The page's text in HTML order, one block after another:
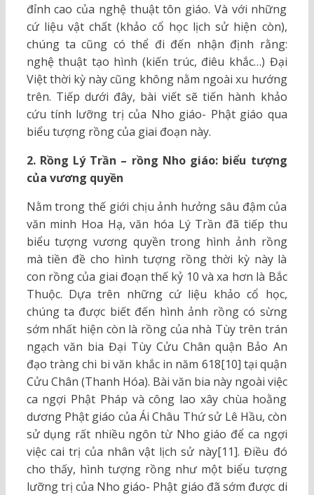
đỉnh cao của nghệ thuật tôn giáo. Và với những
cứ liệu vật chất (khảo cổ học lịch sử hiện còn),
chúng ta cũng có thể đi đến nhận định rằng:
nghệ thuật tạo hình (kiến trúc, điêu khắc…) Đại
Việt thời kỳ này cũng không nằm ngoài xu hướng
trên. Tiếp dưới đây, bài viết sẽ tiến hành khảo
cứu tính lưỡng trị của Nho giáo- Phật giáo qua
biểu tượng rồng của giai đoạn này.
2. Rồng Lý Trần – rồng Nho giáo: biểu tượng
của vương quyền
Nằm trong thế giới chịu ảnh hưởng sâu đậm của
văn minh Hoa Hạ, văn hóa Lý Trần đã tiếp thu
biểu tượng vương quyền trong hình ảnh rồng
mà tiền đề cho hình tượng rồng thời kỳ này là
con rồng của giai đoạn thế kỷ 10 và xa hơn là Bắc
Thuộc. Dựa trên những cứ liệu khảo cổ học,
chúng ta được biết đến hình ảnh rồng có sừng
sớm nhất hiện còn là rồng của nhà Tùy trên trán
ngạch văn bia Đại Tùy Cửu Chân quận Bảo An
đạo tràng chi bi văn khắc in năm 618[10] tại quận
Cửu Chân (Thanh Hóa). Bài văn bia này ngoài việc
ca ngợi Phật Pháp và công lao xây chùa hoằng
dương Phật giáo của Ái Châu Thứ sử Lê Hầu, còn
sử dụng rất nhiều ngôn từ Nho giáo để ca ngợi
việc cai trị của nhân vật lịch sử này[11]. Điều đó
cho thấy, hình tượng rồng như một biểu tượng
lưỡng trị của Nho giáo- Phật giáo đã sớm được di